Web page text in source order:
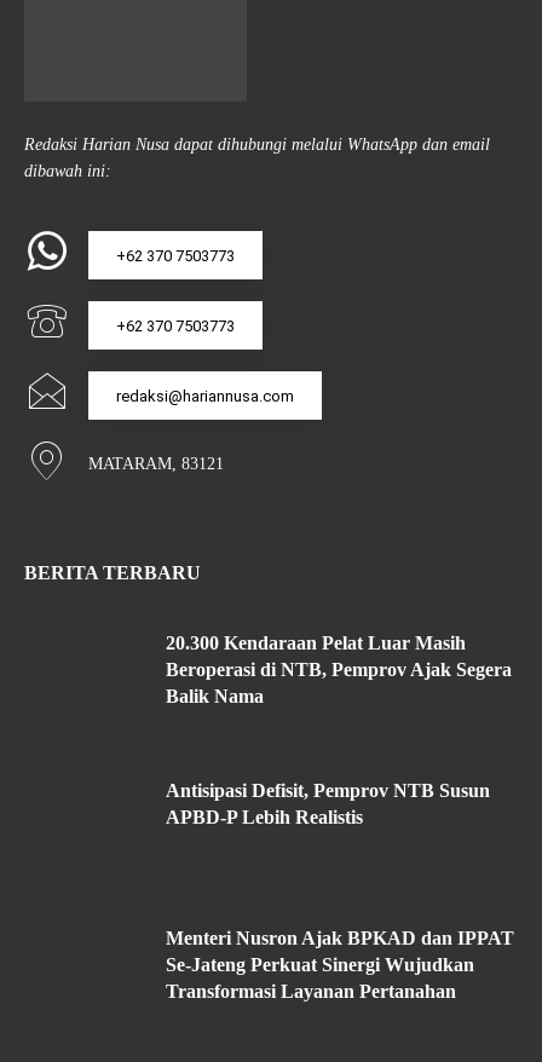
Redaksi Harian Nusa dapat dihubungi melalui WhatsApp dan email
dibawah ini:
+62 370 7503773
+62 370 7503773
redaksi@hariannusa.com
MATARAM, 83121
BERITA TERBARU
20.300 Kendaraan Pelat Luar Masih
Beroperasi di NTB, Pemprov Ajak Segera
Balik Nama
Antisipasi Defisit, Pemprov NTB Susun
APBD-P Lebih Realistis
Menteri Nusron Ajak BPKAD dan IPPAT
Se-Jateng Perkuat Sinergi Wujudkan
Transformasi Layanan Pertanahan